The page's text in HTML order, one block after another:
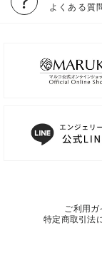
よくある質
ご利用ガ
特定商取引法